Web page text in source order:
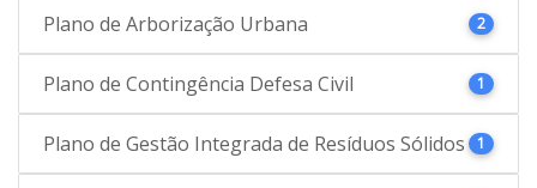
Plano de Arborização Urbana 2
Plano de Contingência Defesa Civil 1
Plano de Gestão Integrada de Resíduos Sólidos 1